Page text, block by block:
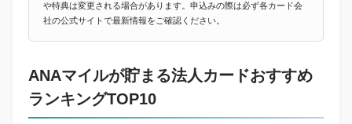
や特典は変更される場合があります。申込みの際は必ず各カード会
社の公式サイトで最新情報をご確認ください。
ANAマイルが貯まる法人カードおすすめ
ランキングTOP10